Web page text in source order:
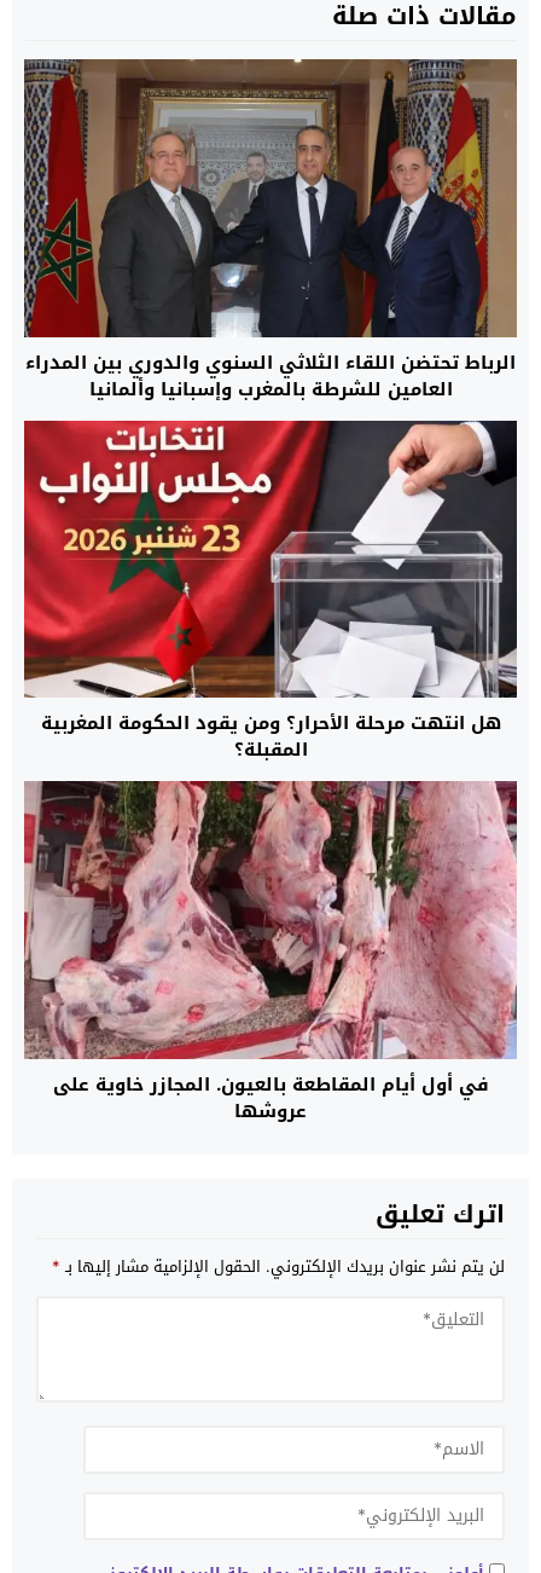
مقالات ذات صلة
الرباط تحتضن اللقاء الثلاثي السنوي والدوري بين المدراء
العامين للشرطة بالمغرب وإسبانيا وألمانيا
هل انتهت مرحلة الأحرار؟ ومن يقود الحكومة المغربية
المقبلة؟
في أول أيام المقاطعة بالعيون. المجازر خاوية على
عروشها
اترك تعليق
لن يتم نشر عنوان بريدك الإلكتروني. الحقول الإلزامية مشار إليها بـ*